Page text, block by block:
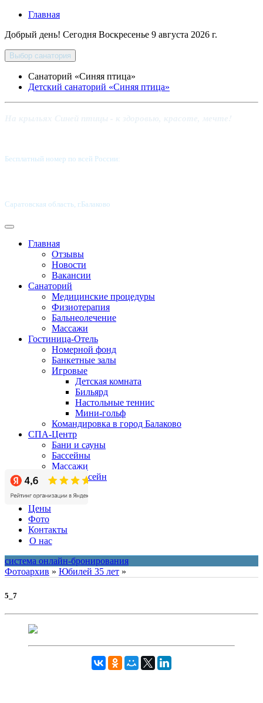
Главная
Добрый день! Сегодня Воскресенье 9 августа 2026 г.
Выбор санатория
Санаторий «Синяя птица»
Детский санаторий «Синяя птица»
Бесплатный номер по всей России:
Саратовская область, г.Балаково
Главная
Отзывы
Новости
Вакансии
Санаторий
Медицинские процедуры
Физиотерапия
Бальнеолечение
Массажи
Гостиница-Отель
Номерной фонд
Банкетные залы
Игровые
Детская комната
Бильярд
Настольные теннис
Мини-гольф
Командировка в город Балаково
СПА-Центр
Бани и сауны
Бассейны
Массажи
СПА-бассейн
Бизнес-центр
Акции
Цены
Фото
Контакты
О нас
система онлайн-бронирования
Фотоархив » Юбилей 35 лет »
5_7